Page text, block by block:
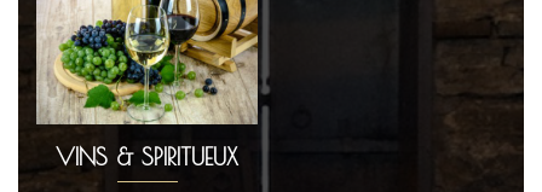
VINS & SPIRITUEUX